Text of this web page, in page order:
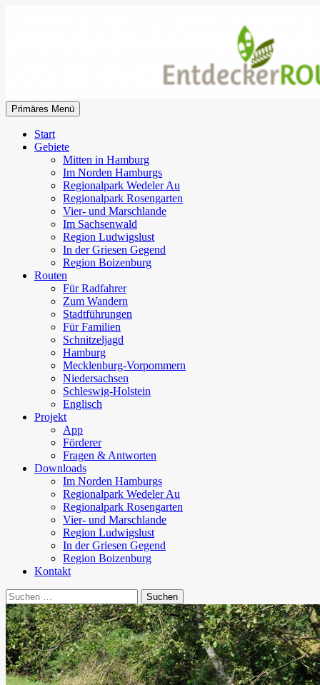
EntdeckerRouten
Suchen
Primäres Menü
Start
Gebiete
Mitten in Hamburg
Im Norden Hamburgs
Regionalpark Wedeler Au
Regionalpark Rosengarten
Vier- und Marschlande
Im Sachsenwald
Region Ludwigslust
In der Griesen Gegend
Region Boizenburg
Routen
Für Radfahrer
Zum Wandern
Stadtführungen
Für Familien
Schnitzeljagd
Hamburg
Mecklenburg-Vorpommern
Niedersachsen
Schleswig-Holstein
Englisch
Projekt
App
Förderer
Fragen & Antworten
Downloads
Im Norden Hamburgs
Regionalpark Wedeler Au
Regionalpark Rosengarten
Vier- und Marschlande
Region Ludwigslust
In der Griesen Gegend
Region Boizenburg
Kontakt
Suchen
nach: